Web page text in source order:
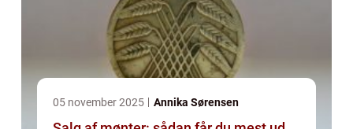
05 november 2025 Annika Sørensen